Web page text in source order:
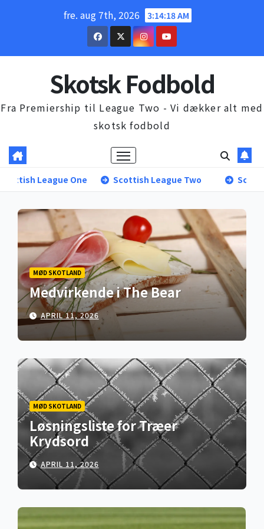
fre. aug 7th, 2026 3:14:20 AM
Skotsk Fodbold
Fra Premiership til League Two - Vi dækker alt med
skotsk fodbold
Scottish League Two Scottish Premiership
MØD SKOTLAND
Medvirkende i The Bear
APRIL 11, 2026
MØD SKOTLAND
Løsningsliste for Træer
Krydsord
APRIL 11, 2026